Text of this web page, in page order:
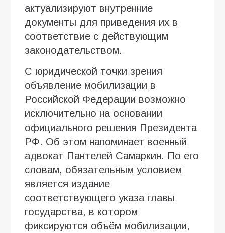
актуализируют внутренние
документы для приведения их в
соответствие с действующим
законодательством.
С юридической точки зрения
объявление мобилизации в
Российской Федерации возможно
исключительно на основании
официального решения Президента
РФ. Об этом напоминает военный
адвокат Пантелей Самаркин. По его
словам, обязательным условием
является издание
соответствующего указа главы
государства, в котором
фиксируются объём мобилизации,